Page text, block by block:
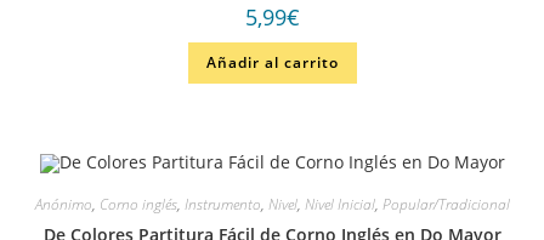
5,99€
Añadir al carrito
Anónimo, Corno inglés, Instrumento, Nivel, Nivel Inicial, Popular/Tradicional
De Colores Partitura Fácil de Corno Inglés en Do Mayor